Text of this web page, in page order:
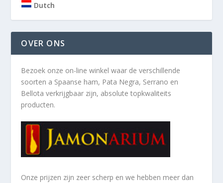
Dutch
OVER ONS
Bezoek onze on-line winkel waar de verschillende
soorten a Spaanse ham, Pata Negra, Serrano en
Bellota verkrijgbaar zijn, absolute topkwaliteits
producten.
Onze prijzen zijn zeer scherp en we hebben meer dan